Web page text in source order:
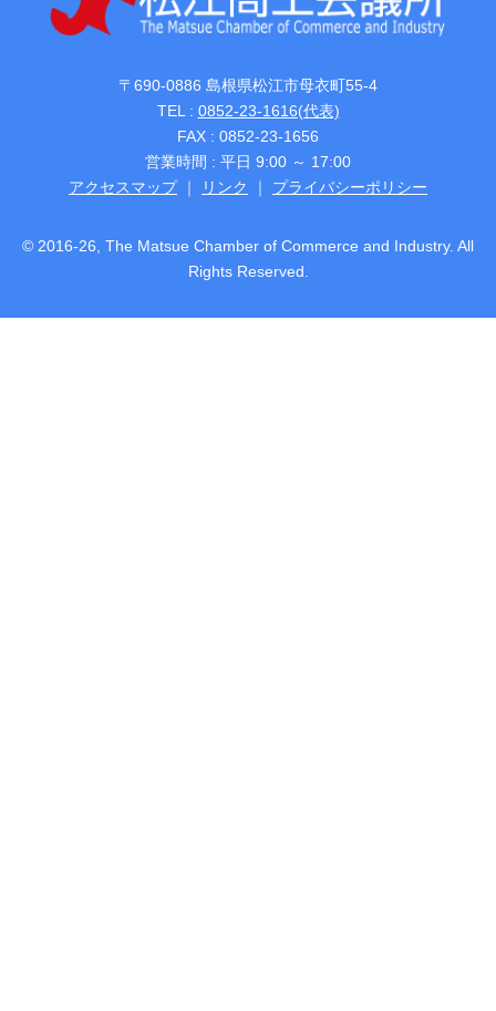
〒690-0886 島根県松江市母衣町55-4
TEL : 0852-23-1616(代表)
FAX : 0852-23-1656
営業時間 : 平日 9:00 ～ 17:00
アクセスマップ｜ リンク ｜ プライバシーポリシー
© 2016-26, The Matsue Chamber of Commerce and Industry. All
Rights Reserved.